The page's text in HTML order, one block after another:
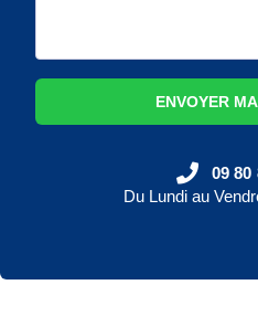
ENVOYER
09 80
Du Lundi au